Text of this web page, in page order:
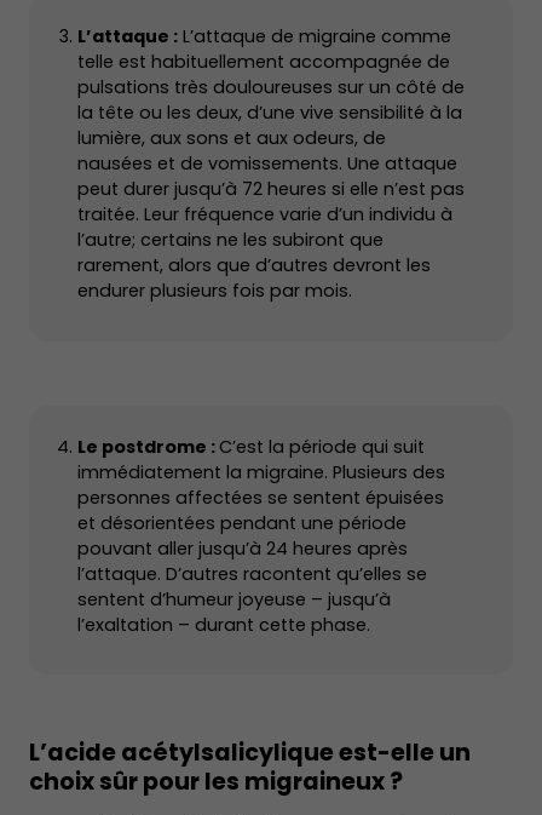
L’attaque : L’attaque de migraine comme
telle est habituellement accompagnée de
pulsations très douloureuses sur un côté de
la tête ou les deux, d’une vive sensibilité à la
lumière, aux sons et aux odeurs, de
nausées et de vomissements. Une attaque
peut durer jusqu’à 72 heures si elle n’est pas
traitée. Leur fréquence varie d’un individu à
l’autre; certains ne les subiront que
rarement, alors que d’autres devront les
endurer plusieurs fois par mois.
Le postdrome : C’est la période qui suit
immédiatement la migraine. Plusieurs des
personnes affectées se sentent épuisées
et désorientées pendant une période
pouvant aller jusqu’à 24 heures après
l’attaque. D’autres racontent qu’elles se
sentent d’humeur joyeuse – jusqu’à
l’exaltation – durant cette phase.
L’acide acétylsalicylique est-elle un
choix sûr pour les migraineux ?